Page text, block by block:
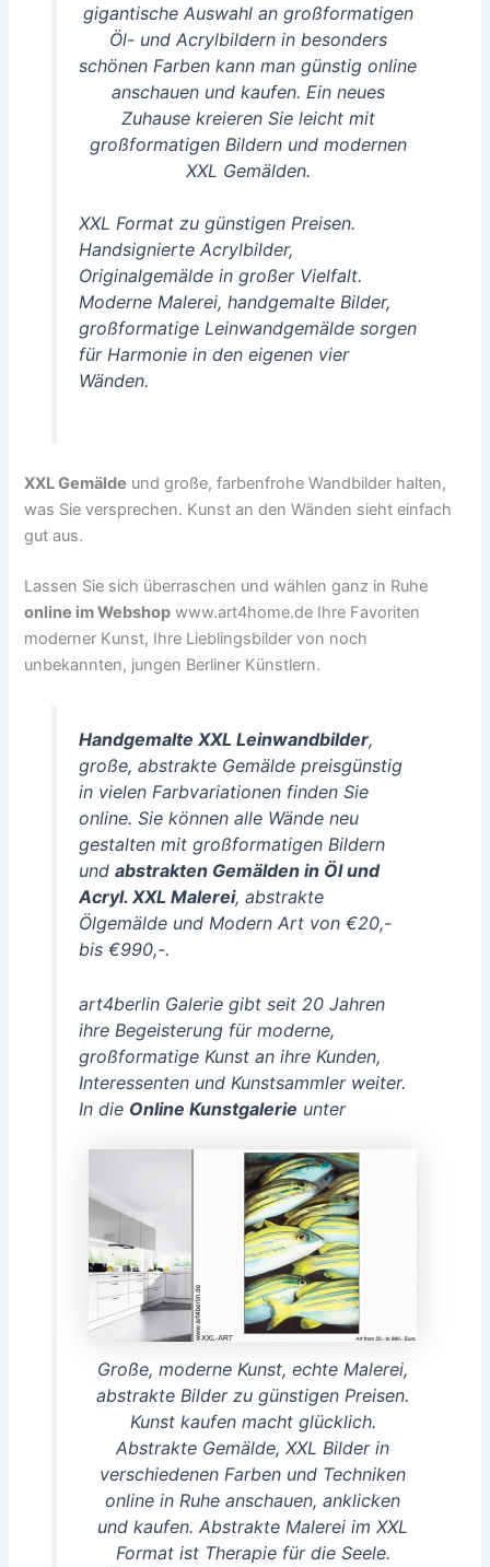
gigantische Auswahl an großformatigen
Öl- und Acrylbildern in besonders
schönen Farben kann man günstig online
anschauen und kaufen. Ein neues
Zuhause kreieren Sie leicht mit
großformatigen Bildern und modernen
XXL Gemälden.
XXL Format zu günstigen Preisen.
Handsignierte Acrylbilder,
Originalgemälde in großer Vielfalt.
Moderne Malerei, handgemalte Bilder,
großformatige Leinwandgemälde sorgen
für Harmonie in den eigenen vier
Wänden.
XXL Gemälde und große, farbenfrohe Wandbilder halten,
was Sie versprechen. Kunst an den Wänden sieht einfach
gut aus.
Lassen Sie sich überraschen und wählen ganz in Ruhe
online im Webshop www.art4home.de Ihre Favoriten
moderner Kunst, Ihre Lieblingsbilder von noch
unbekannten, jungen Berliner Künstlern.
Handgemalte XXL Leinwandbilder,
große, abstrakte Gemälde preisgünstig
in vielen Farbvariationen finden Sie
online. Sie können alle Wände neu
gestalten mit großformatigen Bildern
und abstrakten Gemälden in Öl und
Acryl. XXL Malerei, abstrakte
Ölgemälde und Modern Art von €20,-
bis €990,-.
art4berlin Galerie gibt seit 20 Jahren
ihre Begeisterung für moderne,
großformatige Kunst an ihre Kunden,
Interessenten und Kunstsammler weiter.
In die Online Kunstgalerie unter
Große, moderne Kunst, echte Malerei,
abstrakte Bilder zu günstigen Preisen.
Kunst kaufen macht glücklich.
Abstrakte Gemälde, XXL Bilder in
verschiedenen Farben und Techniken
online in Ruhe anschauen, anklicken
und kaufen. Abstrakte Malerei im XXL
Format ist Therapie für die Seele.